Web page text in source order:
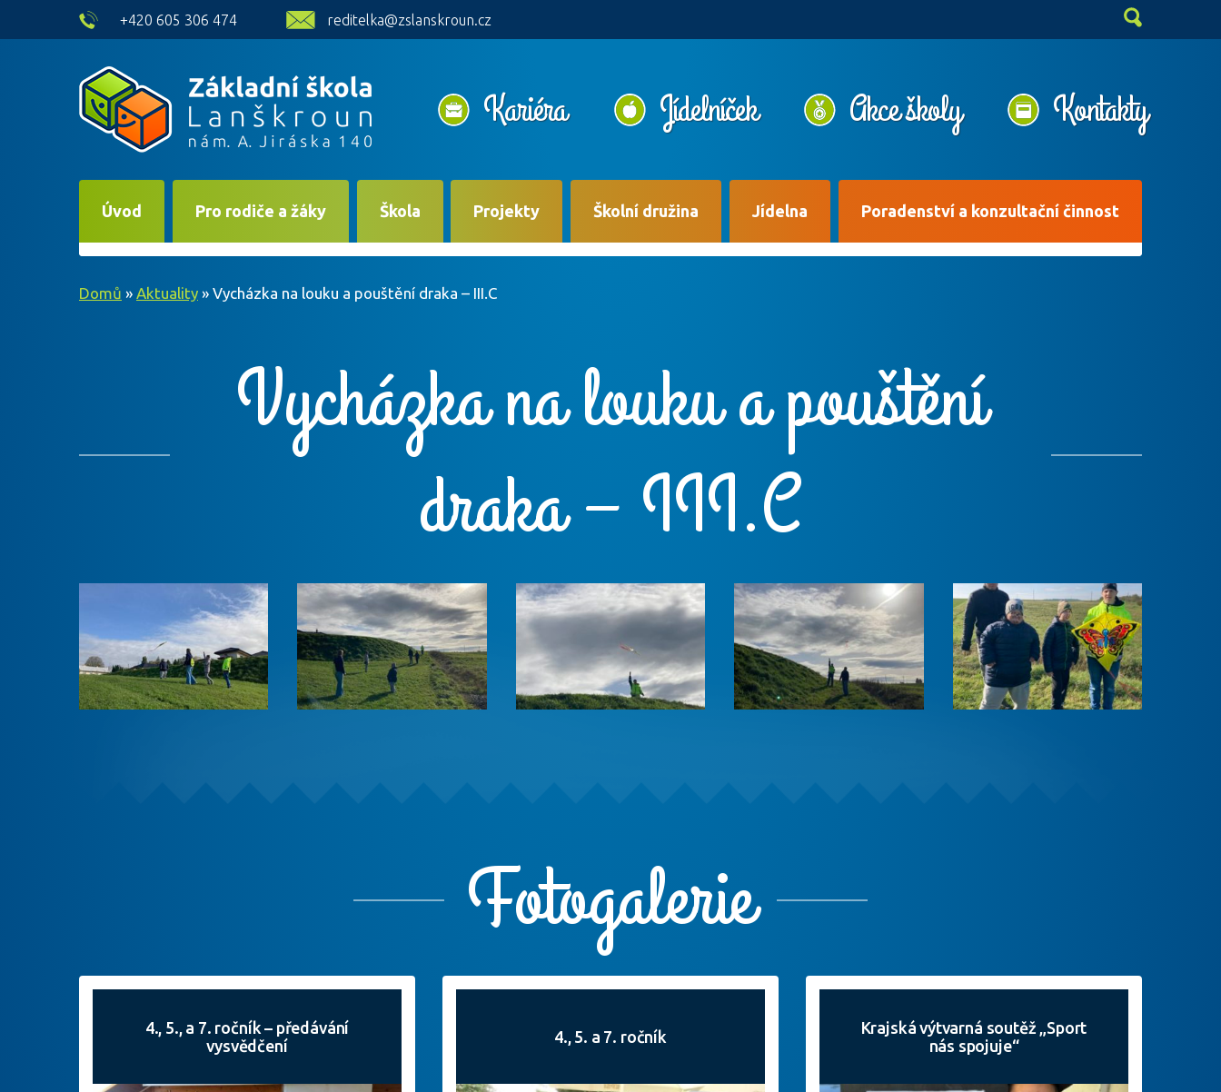
skip to main content
+420 605 306 474 reditelka@zslanskroun.cz
Kariéra Jídelníček Akce školy Kontakty
Úvod Pro rodiče a žáky Škola Projekty Školní družina Jídelna Poradenství a konzultační činnost
Domů » Aktuality » Vycházka na louku a pouštění draka – III.C
Vycházka na louku a pouštění
draka – III.C
Fotogalerie
4., 5., a 7. ročník – předávání
vysvědčení
4., 5. a 7. ročník
Krajská výtvarná soutěž „Sport
nás spojuje“